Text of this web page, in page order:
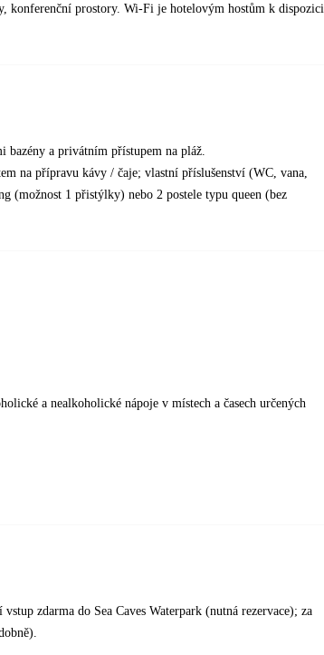
konferenční prostory. Wi-Fi je hotelovým hostům k dispozici
bazény a privátním přístupem na pláž.
na přípravu kávy / čaje; vlastní příslušenství (WC, vana,
(možnost 1 přistýlky) nebo 2 postele typu queen (bez
a nealkoholické nápoje v místech a časech určených
zdarma do Sea Caves Waterpark (nutná rezervace); za